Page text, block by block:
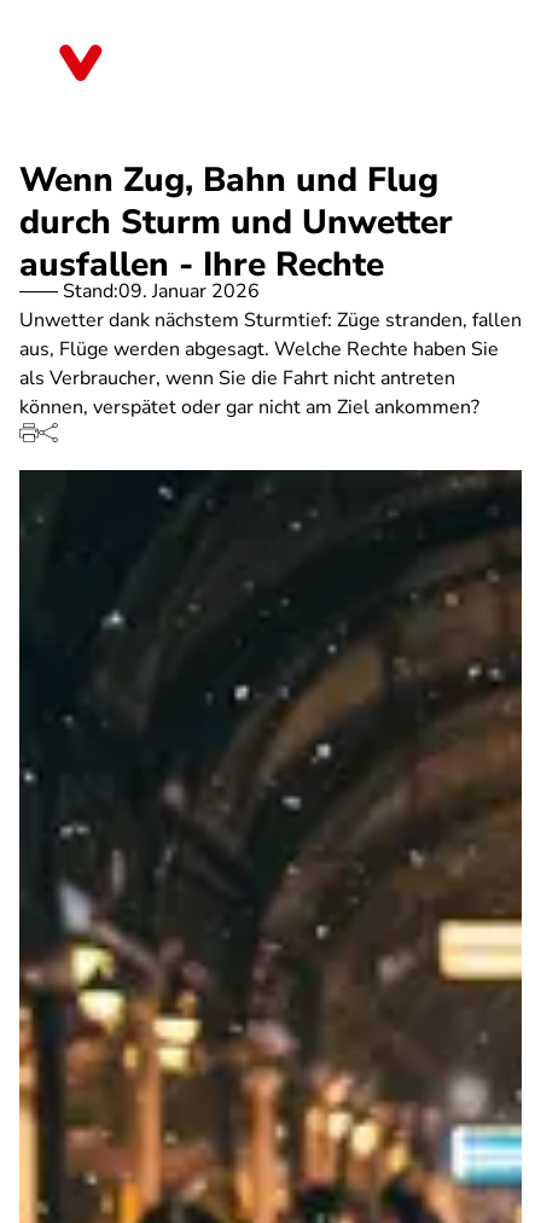
Wenn Zug, Bahn und Flug
durch Sturm und Unwetter
ausfallen - Ihre Rechte
Stand:09. Januar 2026
Unwetter dank nächstem Sturmtief: Züge stranden, fallen
aus, Flüge werden abgesagt. Welche Rechte haben Sie
als Verbraucher, wenn Sie die Fahrt nicht antreten
können, verspätet oder gar nicht am Ziel ankommen?